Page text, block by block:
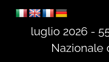
Salta
contenutoluglio 2026 -
Nazionale